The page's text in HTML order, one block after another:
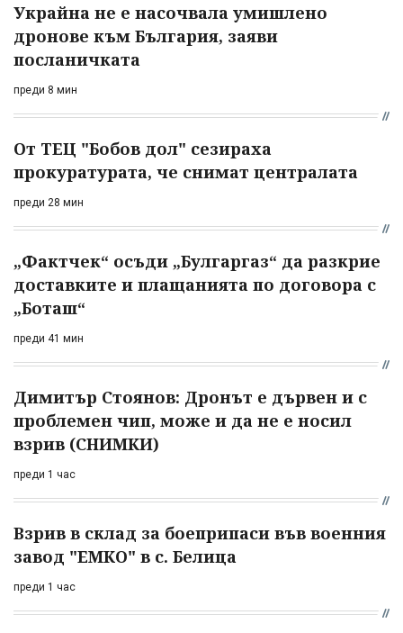
Украйна не е насочвала умишлено
дронове към България, заяви
посланичката
преди 8 мин
От ТЕЦ "Бобов дол" сезираха
прокуратурата, че снимат централата
преди 28 мин
„Фактчек“ осъди „Булгаргаз“ да разкрие
доставките и плащанията по договора с
„Боташ“
преди 41 мин
Димитър Стоянов: Дронът е дървен и с
проблемен чип, може и да не е носил
взрив (СНИМКИ)
преди 1 час
Взрив в склад за боеприпаси във военния
завод "ЕМКО" в с. Белица
преди 1 час